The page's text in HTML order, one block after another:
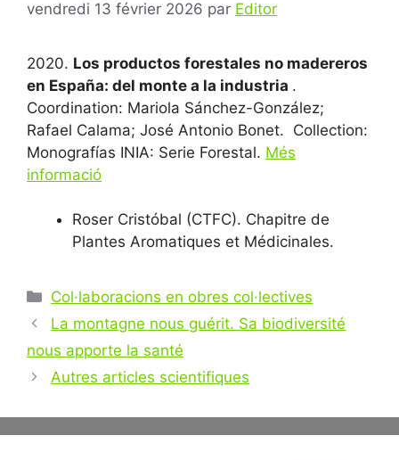
vendredi 13 février 2026 par Editor
2020. Los productos forestales no madereros
en España: del monte a la industria .
Coordination: Mariola Sánchez-González;
Rafael Calama; José Antonio Bonet. Collection:
Monografías INIA: Serie Forestal. Més
informació
Roser Cristóbal (CTFC). Chapitre de
Plantes Aromatiques et Médicinales.
Catégories
Col·laboracions en obres col·lectives
Navigation
des
articles
La montagne nous guérit. Sa biodiversité
nous apporte la santé
Autres articles scientifiques